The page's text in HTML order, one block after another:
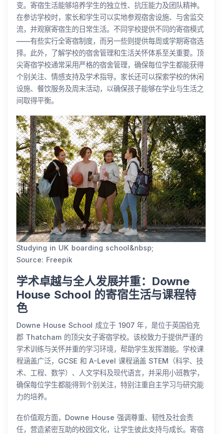
变。寄宿生活能够培养学生的独立性、抗压能力及团队精神。
在参访学校时，家长和学生可以实地参观宿舍设施、与舍监交
流，并观察寄宿生的日常生活。不同学校提供不同的寄宿模式
——有些实行全寄宿制度，而另一些则提供每周或学期寄宿选
择。此外，了解学校的宿舍管理和生活关怀体系至关重要。顶
尖寄宿学校通常采用严格的宿舍管理，确保每位学生都能获得
个别关注、情感支持及学术指导。家长还可以探索学校的休闲
设施、餐饮服务及周末活动，以确保孩子能够在学业与生活之
间取得平衡。
Studying in UK boarding school&nbsp;
Source: Freepik
学术卓越与全人发展并重：Downe
House School 的寄宿生活与课程特
色
Downe House School 成立于 1907 年，是位于英国伯克
郡 Thatcham 的顶尖女子寄宿学校。该校致力于提供严谨的
学术训练与关怀并重的学习环境，帮助学生发挥潜能。学校课
程涵盖广泛，GCSE 和 A-Level 课程涵盖 STEM（科学、技
术、工程、数学）、人文学科及现代语言，并采用小班教学，
确保每位学生都能得到个别关注，特别注重自主学习与研究能
力的培养。
在价值观方面，Downe House 强调尊重、韧性及社会责
任，营造紧密互助的校园文化，让学生彼此支持与成长。寄宿